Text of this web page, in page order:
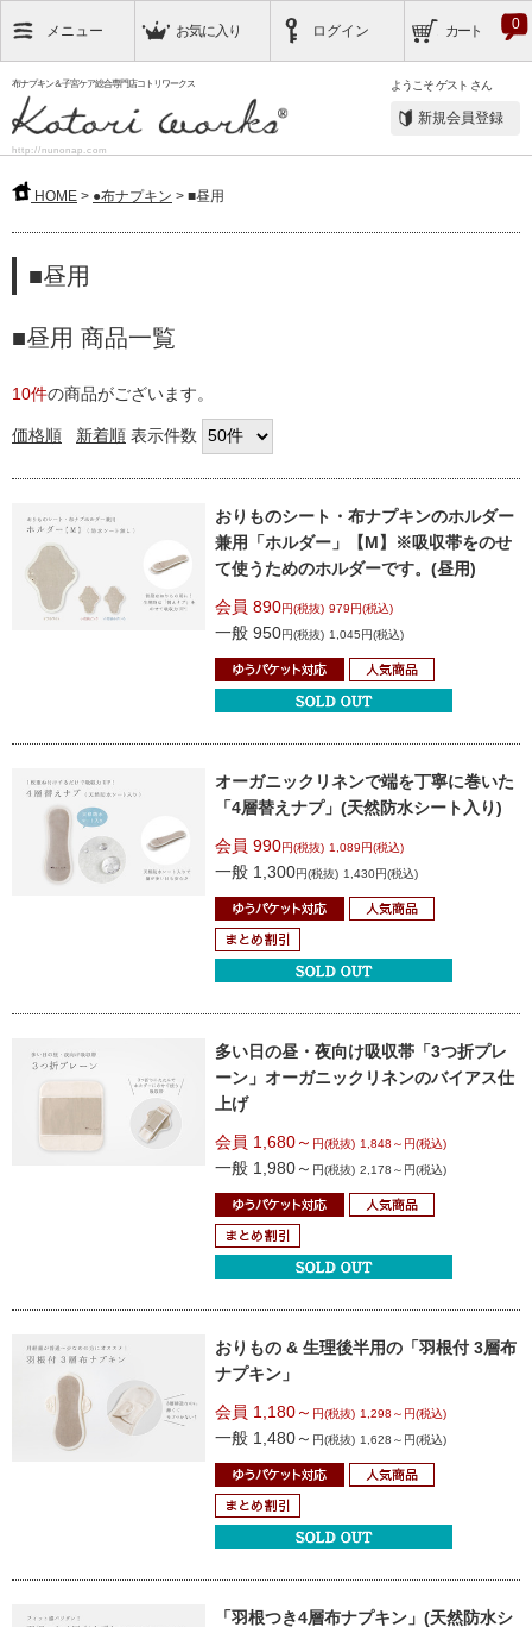
布ナプキン＆子宮ケア総合専門店コトリワークス
http://nunonap.com
ようこそゲスト さん
新規会員登録
メニュー お気に入り ログイン カート 0
HOME > ●布ナプキン > ■昼用
■昼用
■昼用 商品一覧
10件の商品がございます。
価格順 新着順 表示件数
おりものシート・布ナプキンのホルダー
兼用
「ホルダー」【M】
※吸収帯をのせ
て使うためのホルダーです。(昼用)
会員 890円(税抜) 979円(税込)
一般 950円(税抜) 1,045円(税込)
オーガニックリネンで端を丁寧に巻いた
「4層替えナプ」(天然防水シート入り)
会員 990円(税抜) 1,089円(税込)
一般 1,300円(税抜) 1,430円(税込)
多い日の昼・夜向け吸収帯 「3つ折プレ
ーン」オーガニックリネンのバイアス仕
上げ
会員 1,680～ 円(税抜) 1,848～円(税込)
一般 1,980～ 円(税抜) 2,178～円(税込)
おりもの & 生理後半用の 「羽根付 3層布
ナプキン」
会員 1,180～ 円(税抜) 1,298～円(税込)
一般 1,480～ 円(税抜) 1,628～円(税込)
「羽根つき4層布ナプキン」(天然防水シ